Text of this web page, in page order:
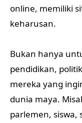
online, memiliki
keharusan.
Bukan hanya
pendidikan,
mereka yang
dunia maya.
parlemen,